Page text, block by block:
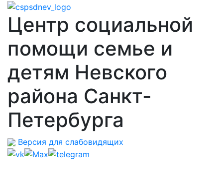
Центр социальной
помощи семье и
детям Невского
района Санкт-
Петербурга
Версия для слабовидящих